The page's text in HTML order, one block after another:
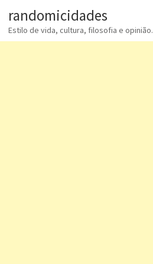
randomicidades
Estilo de vida, cultura, filosofia e opinião.